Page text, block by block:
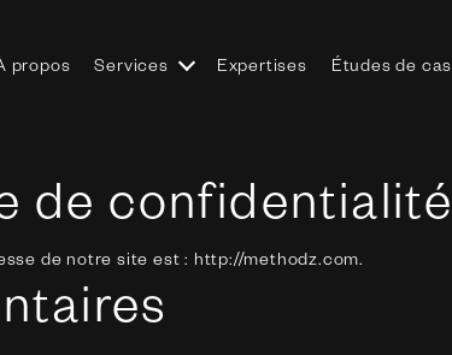
propos Services Toggle menu
Expertises Études de cas
de confidentialité
de notre site est : http://methodz.com.